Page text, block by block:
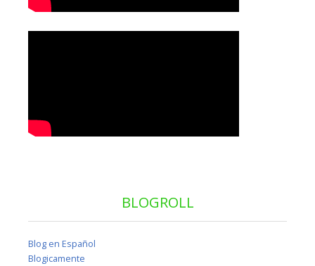
BLOGROLL
Blog en Español
Blogicamente